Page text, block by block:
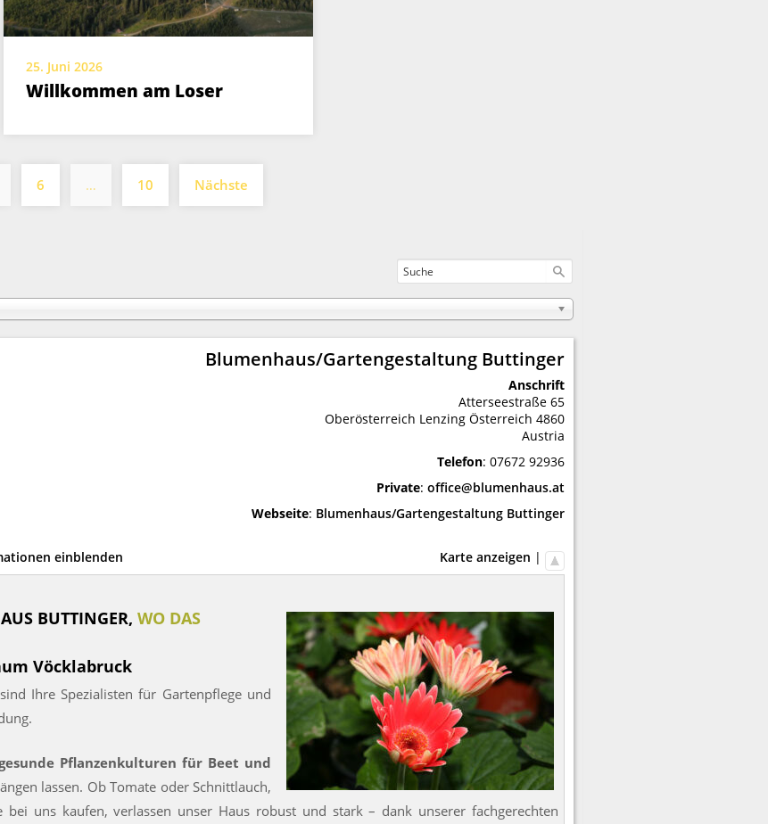
25. Juni 2026
Willkommen am Loser
6 … 10 Nächste
Blumenhaus/Gartengestaltung Buttinger
Anschrift
Atterseestraße 65
Oberösterreich Lenzing Österreich 4860
Austria
Telefon: 07672 92936
Private: office@blumenhaus.at
Webseite: Blumenhaus/Gartengestaltung Buttinger
einblenden Karte anzeigen |
BUTTINGER, WO DAS
Vöcklabruck
Ihre Spezialisten für Gartenpflege und
Pflanzenkulturen für Beet und
lassen. Ob Tomate oder Schnittlauch,
bei uns kaufen, verlassen unser Haus robust und stark – dank unserer fachgerechten